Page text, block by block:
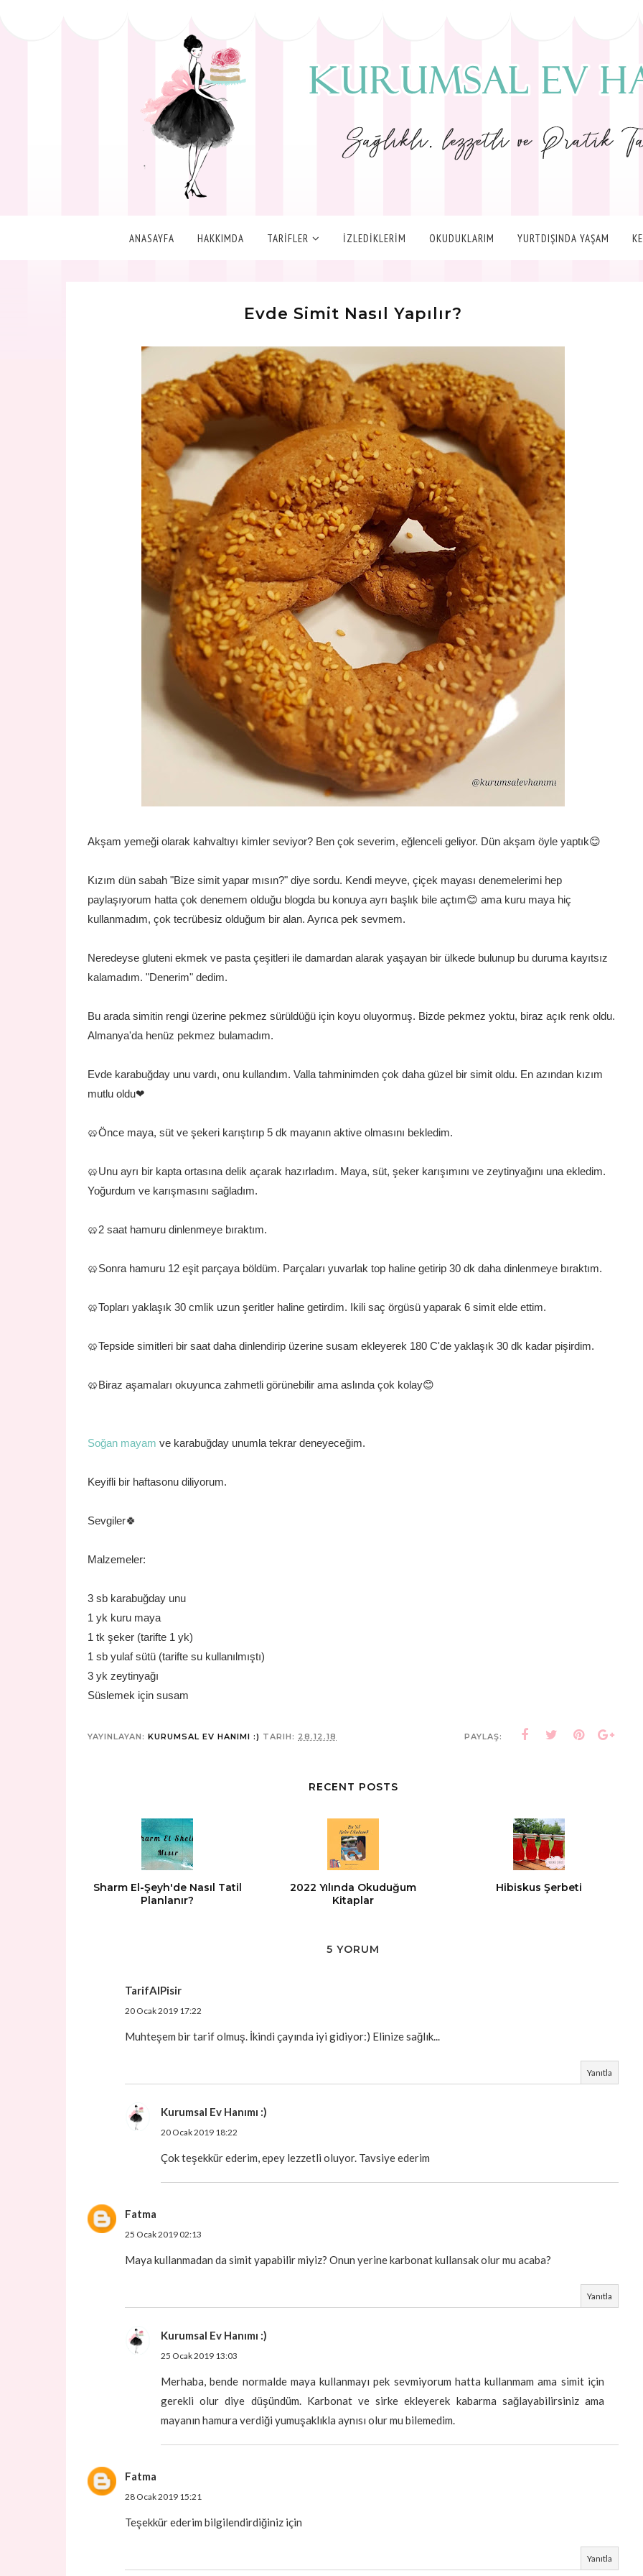
ANASAYFA HAKKIMDA TARİFLER İZLEDİKLERİM OKUDUKLARIM YURTDIŞINDA YAŞAM
Evde Simit Nasıl Yapılır?
Akşam yemeği olarak kahvaltıyı kimler seviyor? Ben çok severim, eğlenceli geliyor. Dün akşam öyle yaptık😊
Kızım dün sabah "Bize simit yapar mısın?" diye sordu. Kendi meyve, çiçek mayası denemelerimi hep
paylaşıyorum hatta çok denemem olduğu blogda bu konuya ayrı başlık bile açtım😊 ama kuru maya hiç
kullanmadım, çok tecrübesiz olduğum bir alan. Ayrıca pek sevmem.
Neredeyse gluteni ekmek ve pasta çeşitleri ile damardan alarak yaşayan bir ülkede bulunup bu duruma kayıtsız
kalamadım. "Denerim" dedim.
Bu arada simitin rengi üzerine pekmez sürüldüğü için koyu oluyormuş. Bizde pekmez yoktu, biraz açık renk oldu.
Almanya'da henüz pekmez bulamadım.
Evde karabuğday unu vardı, onu kullandım. Valla tahminimden çok daha güzel bir simit oldu. En azından kızım
mutlu oldu❤
🥨Önce maya, süt ve şekeri karıştırıp 5 dk mayanın aktive olmasını bekledim.
🥨Unu ayrı bir kapta ortasına delik açarak hazırladım. Maya, süt, şeker karışımını ve zeytinyağını una ekledim.
Yoğurdum ve karışmasını sağladım.
🥨2 saat hamuru dinlenmeye bıraktım.
🥨Sonra hamuru 12 eşit parçaya böldüm. Parçaları yuvarlak top haline getirip 30 dk daha dinlenmeye bıraktım.
🥨Topları yaklaşık 30 cmlik uzun şeritler haline getirdim. Ikili saç örgüsü yaparak 6 simit elde ettim.
🥨Tepside simitleri bir saat daha dinlendirip üzerine susam ekleyerek 180 C'de yaklaşık 30 dk kadar pişirdim.
🥨Biraz aşamaları okuyunca zahmetli görünebilir ama aslında çok kolay😊
Soğan mayam ve karabuğday unumla tekrar deneyeceğim.
Keyifli bir haftasonu diliyorum.
Sevgiler🍀
Malzemeler:
3 sb karabuğday unu
1 yk kuru maya
1 tk şeker (tarifte 1 yk)
1 sb yulaf sütü (tarifte su kullanılmıştı)
3 yk zeytinyağı
Süslemek için susam
YAYINLAYAN: KURUMSAL EV HANIMI :) TARIH: 28.12.18 PAYLAŞ:
RECENT POSTS
Sharm El-Şeyh'de Nasıl Tatil
Planlanır?
2022 Yılında Okuduğum
Kitaplar
Hibiskus Şerbeti
5 YORUM
TarifAlPisir
20 Ocak 2019 17:22
Muhteşem bir tarif olmuş. İkindi çayında iyi gidiyor:) Elinize sağlık...
Yanıtla
Kurumsal Ev Hanımı :)
20 Ocak 2019 18:22
Çok teşekkür ederim, epey lezzetli oluyor. Tavsiye ederim
Fatma
25 Ocak 2019 02:13
Maya kullanmadan da simit yapabilir miyiz? Onun yerine karbonat kullansak olur mu acaba?
Yanıtla
Kurumsal Ev Hanımı :)
25 Ocak 2019 13:03
Merhaba, bende normalde maya kullanmayı pek sevmiyorum hatta kullanmam ama simit için
gerekli olur diye düşündüm. Karbonat ve sirke ekleyerek kabarma sağlayabilirsiniz ama
mayanın hamura verdiği yumuşaklıkla aynısı olur mu bilemedim.
Fatma
28 Ocak 2019 15:21
Teşekkür ederim bilgilendirdiğiniz için
Yanıtla